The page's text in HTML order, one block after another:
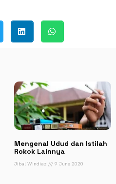
Mengenal Udud dan Istilah
Rokok Lainnya
Jibal Windiaz 9 June 2020